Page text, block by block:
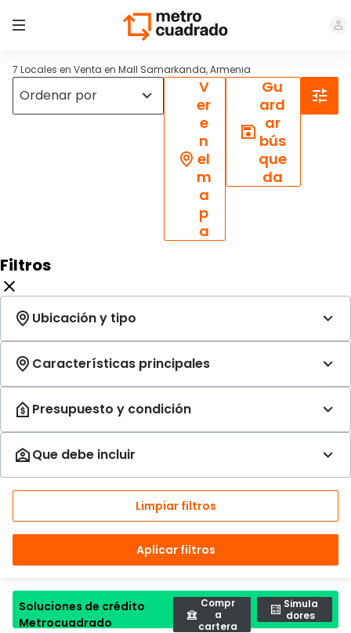
7 Locales en Venta en Mall Samarkanda, Armenia
V
er
e
n
el
m
a
p
a
Gu
ard
ar
bús
que
da
Filtros
Limpiar filtros
Aplicar filtros
Soluciones de crédito
Metrocuadrado
Compr
a
cartera
Simula
dores